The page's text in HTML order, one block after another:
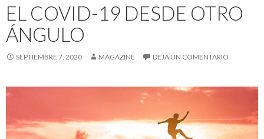
EL COVID-19 DESDE OTRO
ÁNGULO
SEPTIEMBRE 7, 2020 MAGAZINE DEJA UN COMENTARIO